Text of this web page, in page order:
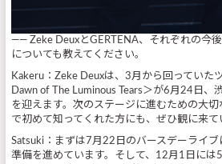
—— Zeke DeuxとGERTENA、それぞれの今
についても教えてください。
Kakeru：Zeke Deuxは、3月から回っていた
Dawn of The Luminous Tears＞が6月24日、
を迎えます。次のステージに進むための大
で初めて知ってくれた方にも、ぜひ観に来て
Satsuki：まずは7月22日のバースデーライ
準備を進めています。そして、12月1日には